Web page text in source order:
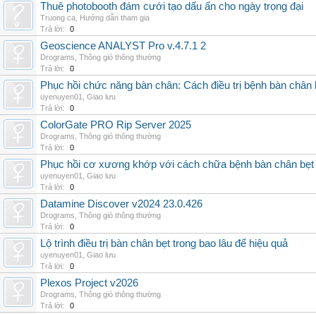
Thuê photobooth đám cưới tạo dấu ấn cho ngày trọng đại
Truong ca Hướng dẫn tham gia
Trả lời:
0
Geoscience ANALYST Pro v.4.7.1 2
Drograms Thông gió thông thường
Trả lời:
0
Phục hồi chức năng bàn chân: Cách điều trị bệnh bàn chân
uyenuyen01
Giao lưu
Trả lời:
0
ColorGate PRO Rip Server 2025
Drograms Thông gió thông thường
Trả lời:
0
Phục hồi cơ xương khớp với cách chữa bệnh bàn chân bẹt
uyenuyen01
Giao lưu
Trả lời:
0
Datamine Discover v2024 23.0.426
Drograms Thông gió thông thường
Trả lời:
0
Lộ trình điều trị bàn chân bẹt trong bao lâu để hiệu quả
uyenuyen01
Giao lưu
Trả lời:
0
Plexos Project v2026
Drograms Thông gió thông thường
Trả lời:
0